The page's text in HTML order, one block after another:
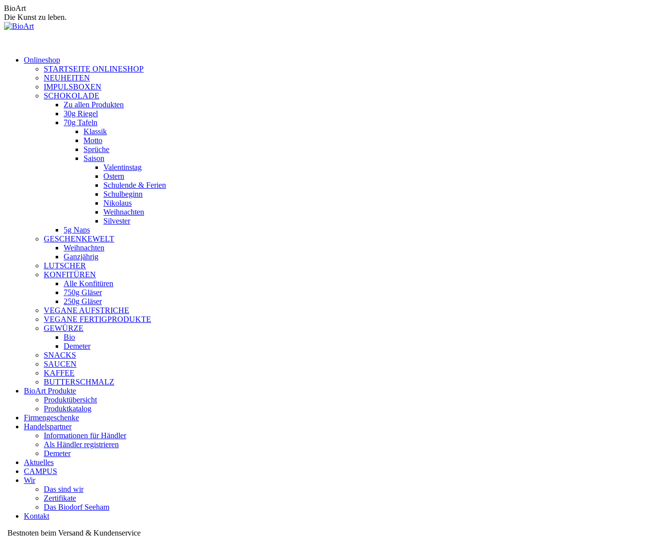
Zum
Inhalt
springen
BioArt
Die Kunst zu leben.
Onlineshop
STARTSEITE ONLINESHOP
NEUHEITEN
IMPULSBOXEN
SCHOKOLADE
Zu allen Produkten
30g Riegel
70g Tafeln
Klassik
Motto
Sprüche
Saison
Valentinstag
Ostern
Schulende & Ferien
Schulbeginn
Nikolaus
Weihnachten
Silvester
5g Naps
GESCHENKEWELT
Weihnachten
Ganzjährig
LUTSCHER
KONFITÜREN
Alle Konfitüren
750g Gläser
250g Gläser
VEGANE AUFSTRICHE
VEGANE FERTIGPRODUKTE
GEWÜRZE
Bio
Demeter
SNACKS
SAUCEN
KAFFEE
BUTTERSCHMALZ
BioArt Produkte
Produktübersicht
Produktkatalog
Firmengeschenke
Handelspartner
Informationen für Händler
Als Händler registrieren
Demeter
Aktuelles
CAMPUS
Wir
Das sind wir
Zertifikate
Das Biodorf Seeham
Kontakt
Bestnoten beim Versand & Kundenservice